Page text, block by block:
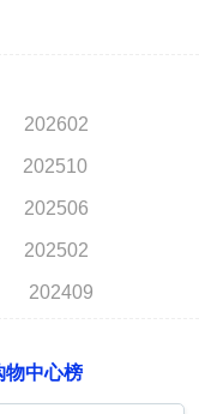
202602
202510
202506
202502
202409
物中心榜